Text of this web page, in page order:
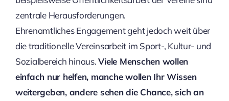
zentrale Herausforderungen.
Ehrenamtliches Engagement geht jedoch weit über
die traditionelle Vereinsarbeit im Sport-, Kultur- und
Sozialbereich hinaus.Viele Menschen wollen
einfach nur helfen, manche wollen Ihr Wissen
weitergeben, andere sehen die Chance, sich an